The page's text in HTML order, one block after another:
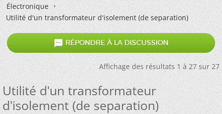
Électronique
Utilité d'un transformateur d'isolement (de separation)
 RÉPONDRE À LA DISCUSSION
Affichage des résultats 1 à 27 sur 27
Utilité d'un transformateur
d'isolement (de separation)